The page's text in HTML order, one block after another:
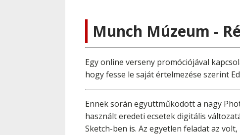
Munch Múzeum -
Egy online verseny promóciójával
hogy fesse le saját értelmezése szerint
Ennek során együttműködött a nagy
használt eredeti ecsetek digitális
Sketch-ben is. Az egyetlen feladat az